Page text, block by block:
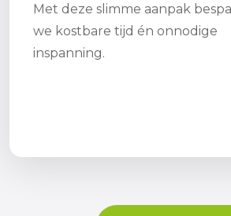
Met deze slimme aanpak
we kostbare tijd én onnodige
inspanning.